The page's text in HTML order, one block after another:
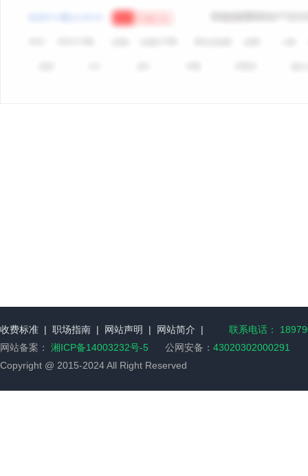
收费标准 | 职场指南 | 网站声明 | 网站简介 |
联系电话：
网站备案： 湘ICP备14003232号-5 公网安备： 43020302000291
Copyright @ 2015-2024 All Right Reserved